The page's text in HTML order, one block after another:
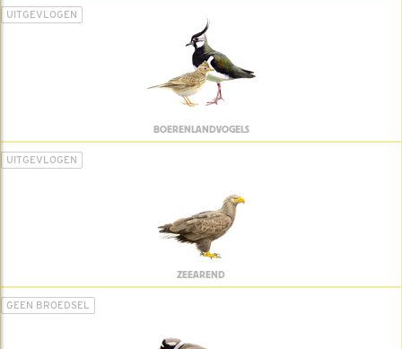
UITGEVLOGEN
BOERENLANDVOGELS
UITGEVLOGEN
ZEEAREND
GEEN BROEDSEL